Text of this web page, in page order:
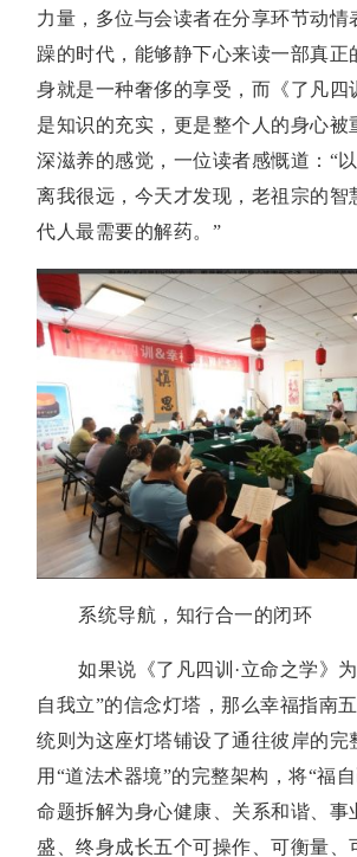
力量，多位与会读者在分享环节动情
躁的时代，能够静下心来读一部真正
身就是一种奢侈的享受，而《了凡四
是知识的充实，更是整个人的身心被
深滋养的感觉，一位读者感慨道：“
离我很远，今天才发现，老祖宗的智
代人最需要的解药。”
系统导航，知行合一的闭环
如果说《了凡四训·立命之学》
自我立”的信念灯塔，那么幸福指南
统则为这座灯塔铺设了通往彼岸的
用“道法术器境”的完整架构，将“福
命题拆解为身心健康、关系和谐、事
盛、终身成长五个可操作、可衡量、